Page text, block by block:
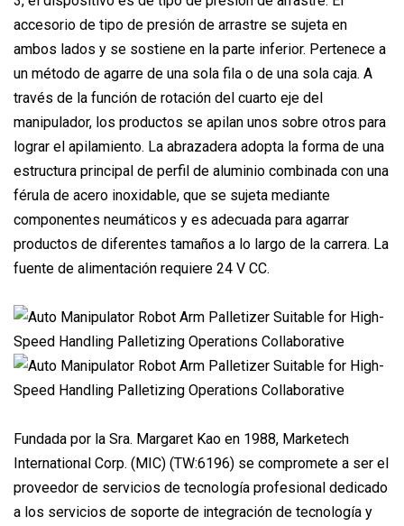
accesorio de tipo de presión de arrastre se sujeta en
ambos lados y se sostiene en la parte inferior. Pertenece a
un método de agarre de una sola fila o de una sola caja. A
través de la función de rotación del cuarto eje del
manipulador, los productos se apilan unos sobre otros para
lograr el apilamiento. La abrazadera adopta la forma de una
estructura principal de perfil de aluminio combinada con una
férula de acero inoxidable, que se sujeta mediante
componentes neumáticos y es adecuada para agarrar
productos de diferentes tamaños a lo largo de la carrera. La
fuente de alimentación requiere 24 V CC.
Fundada por la Sra. Margaret Kao en 1988, Marketech
International Corp. (MIC) (TW:6196) se compromete a ser el
proveedor de servicios de tecnología profesional dedicado
a los servicios de soporte de integración de tecnología y